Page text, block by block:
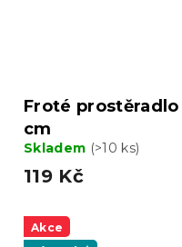
Froté
cm
Skladem (>10 ks)
119 Kč
Akce